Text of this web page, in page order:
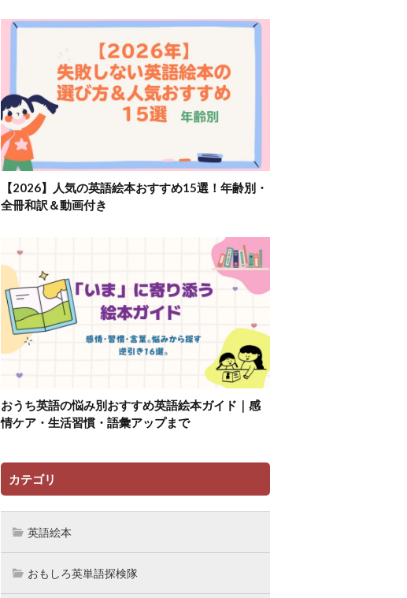
【2026】人気の英語絵本おすすめ15選！年齢別・
全冊和訳＆動画付き
おうち英語の悩み別おすすめ英語絵本ガイド｜感
情ケア・生活習慣・語彙アップまで
カテゴリ
英語絵本
おもしろ英単語探検隊